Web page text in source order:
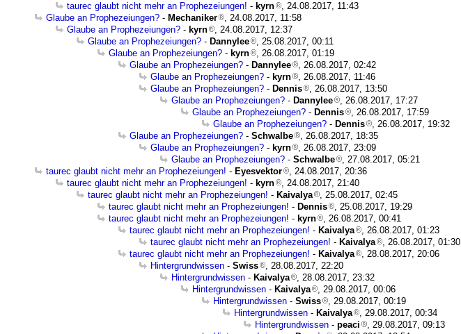
taurec glaubt nicht mehr an Prophezeiungen! - kyrn
, 24.08.2017, 11:43
Glaube an Prophezeiungen? - Mechaniker
, 24.08.2017, 11:58
Glaube an Prophezeiungen? - kyrn
, 24.08.2017, 12:37
Glaube an Prophezeiungen? - Dannylee
, 25.08.2017, 00:11
Glaube an Prophezeiungen? - kyrn
, 26.08.2017, 01:19
Glaube an Prophezeiungen? - Dannylee
, 26.08.2017, 02:42
Glaube an Prophezeiungen? - kyrn
, 26.08.2017, 11:46
Glaube an Prophezeiungen? - Dennis
, 26.08.2017, 13:50
Glaube an Prophezeiungen? - Dannylee
, 26.08.2017, 17:27
Glaube an Prophezeiungen? - Dennis
, 26.08.2017, 17:59
Glaube an Prophezeiungen? - Dennis
, 26.08.2017, 19:32
Glaube an Prophezeiungen? - Schwalbe
, 26.08.2017, 18:35
Glaube an Prophezeiungen? - kyrn
, 26.08.2017, 23:09
Glaube an Prophezeiungen? - Schwalbe
, 27.08.2017, 05:21
taurec glaubt nicht mehr an Prophezeiungen! - Eyesvektor
, 24.08.2017, 20:36
taurec glaubt nicht mehr an Prophezeiungen! - kyrn
, 24.08.2017, 21:40
taurec glaubt nicht mehr an Prophezeiungen! - Kaivalya
, 25.08.2017, 02:45
taurec glaubt nicht mehr an Prophezeiungen! - Dennis
, 25.08.2017, 19:29
taurec glaubt nicht mehr an Prophezeiungen! - kyrn
, 26.08.2017, 00:41
taurec glaubt nicht mehr an Prophezeiungen! - Kaivalya
, 26.08.2017, 01:23
taurec glaubt nicht mehr an Prophezeiungen! - Kaivalya
, 26.08.2017, 01:30
taurec glaubt nicht mehr an Prophezeiungen! - Kaivalya
, 28.08.2017, 20:06
Hintergrundwissen - Swiss
, 28.08.2017, 22:20
Hintergrundwissen - Kaivalya
, 28.08.2017, 23:32
Hintergrundwissen - Kaivalya
, 29.08.2017, 00:06
Hintergrundwissen - Swiss
, 29.08.2017, 00:19
Hintergrundwissen - Kaivalya
, 29.08.2017, 00:34
Hintergrundwissen - peaci
, 29.08.2017, 09:13